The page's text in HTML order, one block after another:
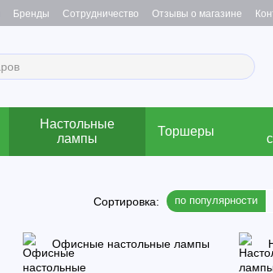
Бренды Сотрудничество Отзывы о магазине
Настольные
лампы
Торшеры
Сортировка: по популярности
Офисные настольные лампы